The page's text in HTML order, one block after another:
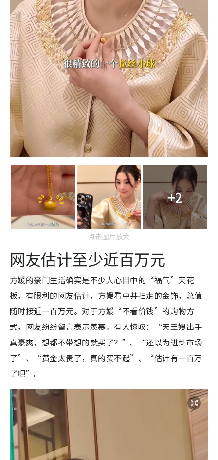
+2
点击图片放大
网友估计至少近百万元
方媛的豪门生活确实是不少人心目中的“福气”天花
板，有眼利的网友估计，方媛看中并扫走的金饰，总值
随时接近一百万元。对于方媛“不看价钱”的购物方
式，网友纷纷留言表示羡慕。有人惊叹：“天王嫂出手
真豪爽，想都不带想的就买了？”、“还以为进菜市场
了”、“黄金太贵了，真的买不起”、“估计有一百万
了吧”。